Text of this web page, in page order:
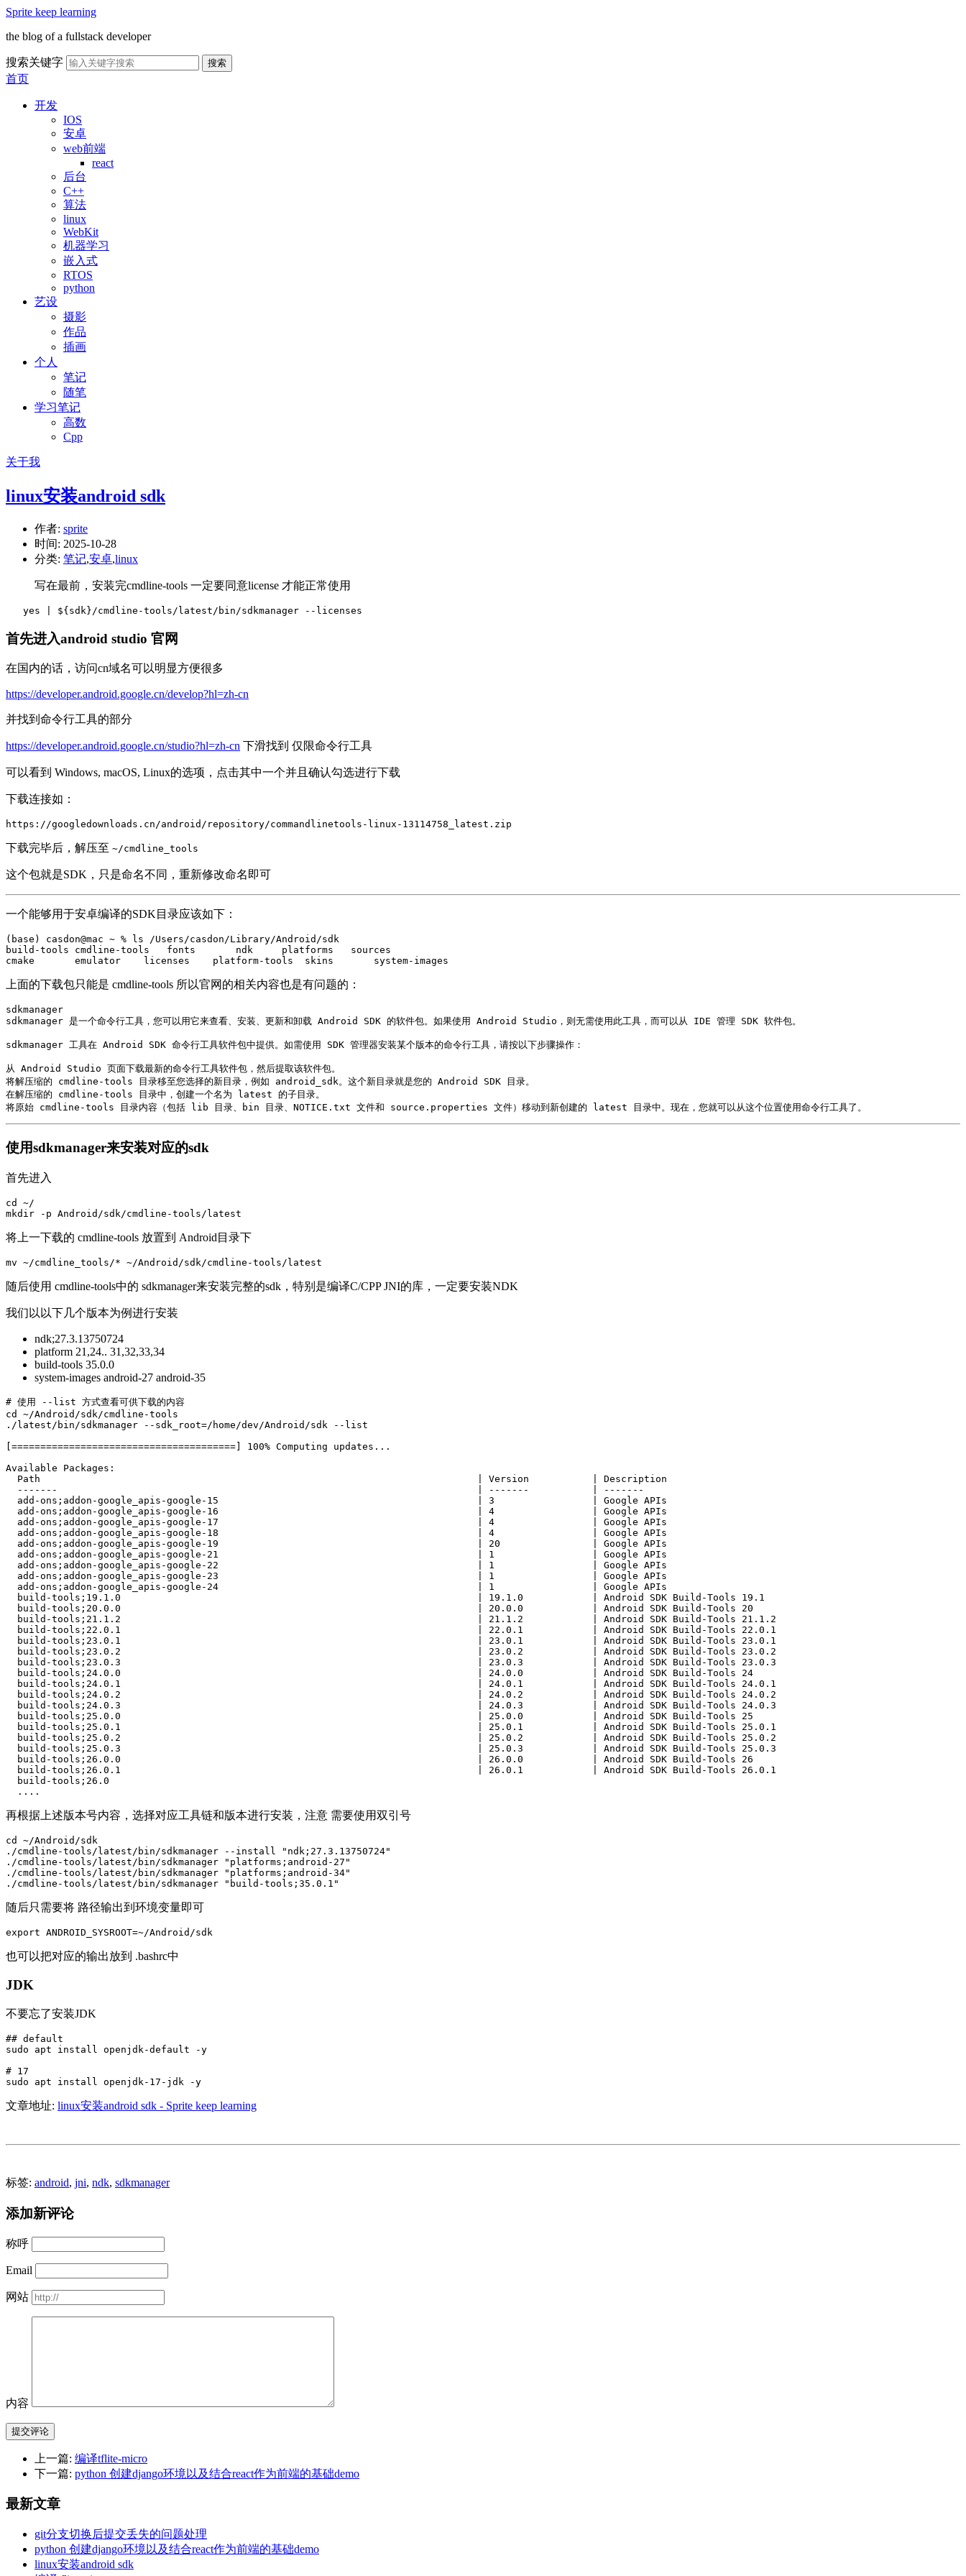
Sprite keep learning
the blog of a fullstack developer
搜索关键字 搜索
首页
开发
IOS
安卓
web前端
react
后台
C++
算法
linux
WebKit
机器学习
嵌入式
RTOS
python
艺设
摄影
作品
插画
个人
笔记
随笔
学习笔记
高数
Cpp
关于我
linux安装android sdk
作者: sprite
时间: 2025-10-28
分类: 笔记,安卓,linux
写在最前，安装完cmdline-tools 一定要同意license 才能正常使用
   yes | ${sdk}/cmdline-tools/latest/bin/sdkmanager --licenses
首先进入android studio 官网
在国内的话，访问cn域名可以明显方便很多
https://developer.android.google.cn/develop?hl=zh-cn
并找到命令行工具的部分
https://developer.android.google.cn/studio?hl=zh-cn 下滑找到 仅限命令行工具
可以看到 Windows, macOS, Linux的选项，点击其中一个并且确认勾选进行下载
下载连接如：
https://googledownloads.cn/android/repository/commandlinetools-linux-13114758_latest.zip
下载完毕后，解压至 ~/cmdline_tools
这个包就是SDK，只是命名不同，重新修改命名即可
一个能够用于安卓编译的SDK目录应该如下：
(base) casdon@mac ~ % ls /Users/casdon/Library/Android/sdk
build-tools cmdline-tools   fonts       ndk     platforms   sources
cmake       emulator    licenses    platform-tools  skins       system-images
上面的下载包只能是 cmdline-tools 所以官网的相关内容也是有问题的：
sdkmanager
sdkmanager 是一个命令行工具，您可以用它来查看、安装、更新和卸载 Android SDK 的软件包。如果使用 Android Studio，则无需使用此工具，而可以从 IDE 管理 SDK 软件包。
sdkmanager 工具在 Android SDK 命令行工具软件包中提供。如需使用 SDK 管理器安装某个版本的命令行工具，请按以下步骤操作：
从 Android Studio 页面下载最新的命令行工具软件包，然后提取该软件包。
将解压缩的 cmdline-tools 目录移至您选择的新目录，例如 android_sdk。这个新目录就是您的 Android SDK 目录。
在解压缩的 cmdline-tools 目录中，创建一个名为 latest 的子目录。
将原始 cmdline-tools 目录内容（包括 lib 目录、bin 目录、NOTICE.txt 文件和 source.properties 文件）移动到新创建的 latest 目录中。现在，您就可以从这个位置使用命令行工具了。
使用sdkmanager来安装对应的sdk
首先进入
cd ~/
mkdir -p Android/sdk/cmdline-tools/latest
将上一下载的 cmdline-tools 放置到 Android目录下
mv ~/cmdline_tools/* ~/Android/sdk/cmdline-tools/latest
随后使用 cmdline-tools中的 sdkmanager来安装完整的sdk，特别是编译C/CPP JNI的库，一定要安装NDK
我们以以下几个版本为例进行安装
ndk;27.3.13750724
platform 21,24.. 31,32,33,34
build-tools 35.0.0
system-images android-27 android-35
# 使用 --list 方式查看可供下载的内容
cd ~/Android/sdk/cmdline-tools
./latest/bin/sdkmanager --sdk_root=/home/dev/Android/sdk --list
[=======================================] 100% Computing updates...
Available Packages:
Path                                                                            | Version           |
-------                                                                         | -------           |
add-ons;addon-google_apis-google-15                                             | 3                 | Google
add-ons;addon-google_apis-google-16                                             | 4                 | Google
add-ons;addon-google_apis-google-17                                             | 4                 | Google
add-ons;addon-google_apis-google-18                                             | 4                 | Google
add-ons;addon-google_apis-google-19                                             | 20                | Google
add-ons;addon-google_apis-google-21                                             | 1                 | Google
add-ons;addon-google_apis-google-22                                             | 1                 | Google
add-ons;addon-google_apis-google-23                                             | 1                 | Google
add-ons;addon-google_apis-google-24                                             | 1                 | Google
build-tools;19.1.0                                                              | 19.1.0            | Android SDK Build-
build-tools;20.0.0                                                              | 20.0.0            | Android SDK Build-
build-tools;21.1.2                                                              | 21.1.2            | Android SDK Build-Tools
build-tools;22.0.1                                                              | 22.0.1            | Android SDK Build-Tools
build-tools;23.0.1                                                              | 23.0.1            | Android SDK Build-Tools
build-tools;23.0.2                                                              | 23.0.2            | Android SDK Build-Tools
build-tools;23.0.3                                                              | 23.0.3            | Android SDK Build-Tools
build-tools;24.0.0                                                              | 24.0.0            | Android SDK Build-
build-tools;24.0.1                                                              | 24.0.1            | Android SDK Build-Tools
build-tools;24.0.2                                                              | 24.0.2            | Android SDK Build-Tools
build-tools;24.0.3                                                              | 24.0.3            | Android SDK Build-Tools
build-tools;25.0.0                                                              | 25.0.0            | Android SDK Build-
build-tools;25.0.1                                                              | 25.0.1            | Android SDK Build-Tools
build-tools;25.0.2                                                              | 25.0.2            | Android SDK Build-Tools
build-tools;25.0.3                                                              | 25.0.3            | Android SDK Build-Tools
build-tools;26.0.0                                                              | 26.0.0            | Android SDK Build-
build-tools;26.0.1                                                              | 26.0.1            | Android SDK Build-Tools
  build-tools;26.0
再根据上述版本号内容，选择对应工具链和版本进行安装，注意 需要使用双引号
cd ~/Android/sdk
./cmdline-tools/latest/bin/sdkmanager --install "ndk;27.3.13750724"
./cmdline-tools/latest/bin/sdkmanager "platforms;android-27"
./cmdline-tools/latest/bin/sdkmanager "platforms;android-34"
./cmdline-tools/latest/bin/sdkmanager "build-tools;35.0.1"
随后只需要将 路径输出到环境变量即可
export ANDROID_SYSROOT=~/Android/sdk
也可以把对应的输出放到 .bashrc中
JDK
不要忘了安装JDK
## default
sudo apt install openjdk-default -y
# 17
sudo apt install openjdk-17-jdk -y
文章地址: linux安装android sdk - Sprite keep learning
标签: android, jni, ndk, sdkmanager
添加新评论
称呼
Email
网站
内容
提交评论
上一篇: 编译tflite-micro
下一篇: python 创建django环境以及结合react作为前端的基础demo
最新文章
git分支切换后提交丢失的问题处理
python 创建django环境以及结合react作为前端的基础demo
linux安装android sdk